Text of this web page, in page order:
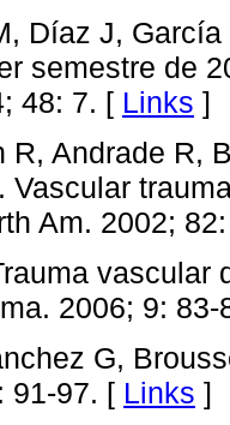
Díaz J,
semestre de
48: 7. [ Links ]
R, Andrade R,
Vascular
Am. 2002;
2006; 9:
G,
91-97. [ Links ]